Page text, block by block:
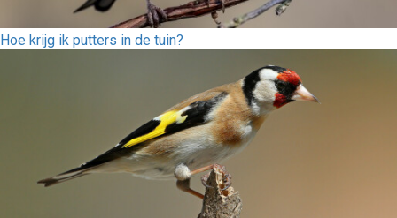
Hoe krijg ik putters in de tuin?